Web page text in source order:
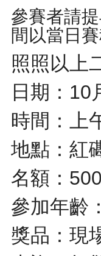
參賽者請
間以當日
照照以上
日期：10
時間：上
地點：紅
名額：
參加年齡
獎品：現